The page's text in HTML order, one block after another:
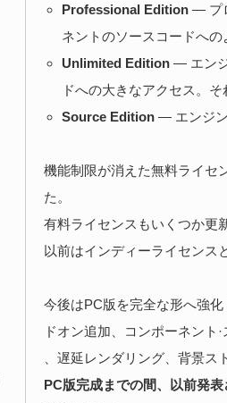
Professional Edition— プ
ネントのソースコードへ
Unlimited Edition— エンジ
ドへの大きなアクセス。
Source Edition— エンジン
機能制限が消えた無料ライセ
た。
有料ライセンスもいくつか更
以前はインディーライセンス
今後はPC版を完全な形へ強
ドオン追加、コンポーネント
、遅延レンダリング、背景
PC版完成までの間、以前発